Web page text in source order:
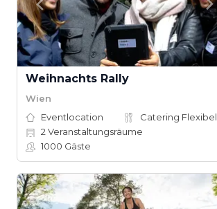
Weihnachts Rally
Wien
Eventlocation
Catering Flexibel
2 Veranstaltungsräume
1000 Gäste